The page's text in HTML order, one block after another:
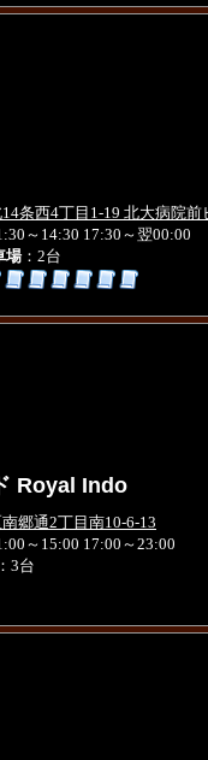
条西4丁目1-19 北大病院前
～14:30 17:30～翌00:00
場：2台
Royal Indo
郷通2丁目南10-6-13
～15:00 17:00～23:00
3台